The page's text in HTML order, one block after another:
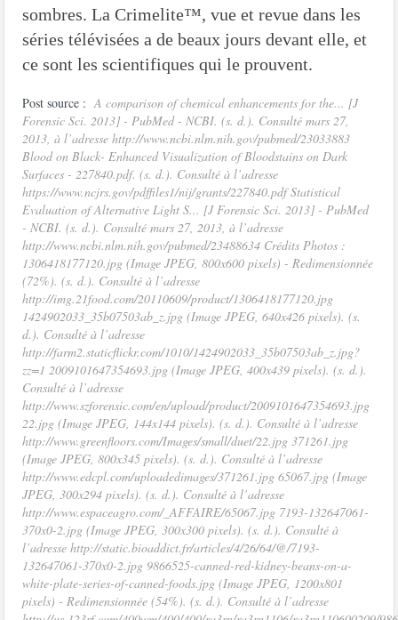
sombres. La Crimelite™, vue et revue dans les
séries télévisées a de beaux jours devant elle, et
ce sont les scientifiques qui le prouvent.
Post source : A comparison of chemical enhancements for the... [J
Forensic Sci. 2013] - PubMed - NCBI. (s. d.). Consulté mars 27,
2013, à l’adresse http://www.ncbi.nlm.nih.gov/pubmed/23033883
Blood on Black- Enhanced Visualization of Bloodstains on Dark
Surfaces - 227840.pdf. (s. d.). Consulté à l’adresse
https://www.ncjrs.gov/pdffiles1/nij/grants/227840.pdf Statistical
Evaluation of Alternative Light S... [J Forensic Sci. 2013] - PubMed
- NCBI. (s. d.). Consulté mars 27, 2013, à l’adresse
http://www.ncbi.nlm.nih.gov/pubmed/23488634 Crédits Photos :
1306418177120.jpg (Image JPEG, 800x600 pixels) - Redimensionnée
(72%). (s. d.). Consulté à l’adresse
http://img.21food.com/20110609/product/1306418177120.jpg
1424902033_35b07503ab_z.jpg (Image JPEG, 640x426 pixels). (s.
d.). Consulté à l’adresse
http://farm2.staticflickr.com/1010/1424902033_35b07503ab_z.jpg?
zz=1 2009101647354693.jpg (Image JPEG, 400x439 pixels). (s. d.).
Consulté à l’adresse
http://www.szforensic.com/en/upload/product/2009101647354693.jpg
22.jpg (Image JPEG, 144x144 pixels). (s. d.). Consulté à l’adresse
http://www.greenfloors.com/Images/small/duet/22.jpg 371261.jpg
(Image JPEG, 800x345 pixels). (s. d.). Consulté à l’adresse
http://www.edcpl.com/uploadedimages/371261.jpg 65067.jpg (Image
JPEG, 300x294 pixels). (s. d.). Consulté à l’adresse
http://www.espaceagro.com/_AFFAIRE/65067.jpg 7193-132647061-
370x0-2.jpg (Image JPEG, 300x300 pixels). (s. d.). Consulté à
l’adresse http://static.bioaddict.fr/articles/4/26/64/@/7193-
132647061-370x0-2.jpg 9866525-canned-red-kidney-beans-on-a-
white-plate-series-of-canned-foods.jpg (Image JPEG, 1200x801
pixels) - Redimensionnée (54%). (s. d.). Consulté à l’adresse